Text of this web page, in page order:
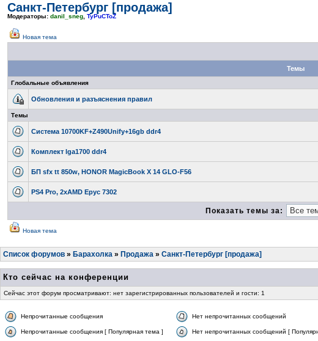
Санкт-Петербург [продажа]
Модераторы: danil_sneg TyPuCToZ
Новая тема
Темы
Глобальные объявления
Обновления и разъяснения правил
Темы
Система 10700KF+Z490Unify+16gb ddr4
Комплект lga1700 ddr4
БП sfx tt 850w, HONOR MagicBook X 14 GLO-F56
PS4 Pro, 2xAMD Epyc 7302
Показать темы за:
Новая тема
Список форумов » Барахолка » Продажа » Санкт-Петербург [продажа]
Кто сейчас на конференции
Сейчас этот форум просматривают: нет зарегистрированных пользователей и гости: 1
Непрочитанные сообщения Нет непрочитанных сообщений
Непрочитанные сообщения [ Популярная тема ] Нет непрочитанных сообщений [